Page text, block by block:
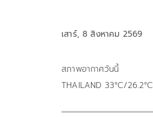
เสาร์, 8 สิงหาคม 2569
สภาพอากาศวันนี้
THAILAND 33°C/26.2°C